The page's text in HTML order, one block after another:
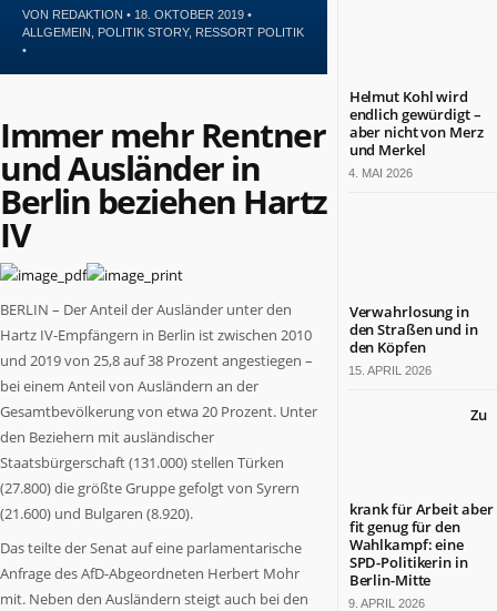
VON REDAKTION • 18. OKTOBER 2019 •
ALLGEMEIN
POLITIK STORY, RESSORT POLITIK
•
Immer mehr Rentner
und Ausländer in
Berlin beziehen Hartz
IV
BERLIN – Der Anteil der Ausländer unter den
Hartz IV-Empfängern in Berlin ist zwischen 2010
und 2019 von 25,8 auf 38 Prozent angestiegen –
bei einem Anteil von Ausländern an der
Gesamtbevölkerung von etwa 20 Prozent. Unter
den Beziehern mit ausländischer
Staatsbürgerschaft (131.000) stellen Türken
(27.800) die größte Gruppe gefolgt von Syrern
(21.600) und Bulgaren (8.920).
Das teilte der Senat auf eine parlamentarische
Anfrage des AfD-Abgeordneten Herbert Mohr
mit. Neben den Ausländern steigt auch bei den
Helmut Kohl wird
endlich gewürdigt –
aber nicht von Merz
und Merkel
4. MAI 2026
Verwahrlosung in
den Straßen und in
den Köpfen
15. APRIL 2026
Zu
krank für Arbeit aber
fit genug für den
Wahlkampf: eine
SPD-Politikerin in
Berlin-Mitte
9. APRIL 2026
DAS
IST
BERLIN.JETZT
Tradition
und
Fortschritt,
hier
eine
nahezu
einzigartige